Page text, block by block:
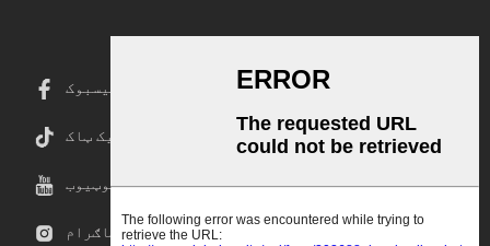
فیسبوک
ټیک ټاک
یوټیوب
انسټاګرام